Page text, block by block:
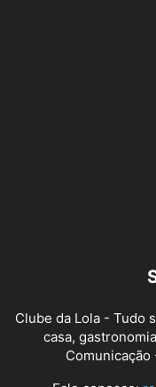
Clube da Lola - Tudo
casa,
Comunicação